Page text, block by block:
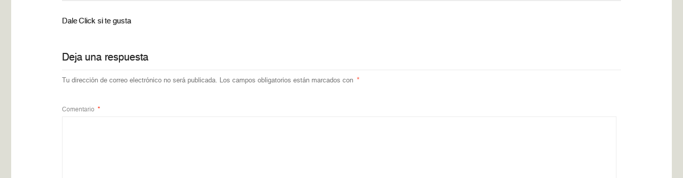
Dale Click si te gusta
Deja una respuesta
Tu dirección de correo electrónico no será publicada. Los campos obligatorios están marcados con *
Comentario *